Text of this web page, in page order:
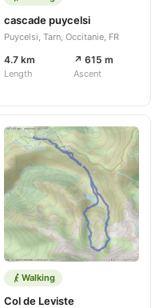
cascade puycelsi
Puycelsi, Tarn, Occitanie, FR
4.7 km
Length
↗ 615 m
Ascent
Walking
Col de Leviste